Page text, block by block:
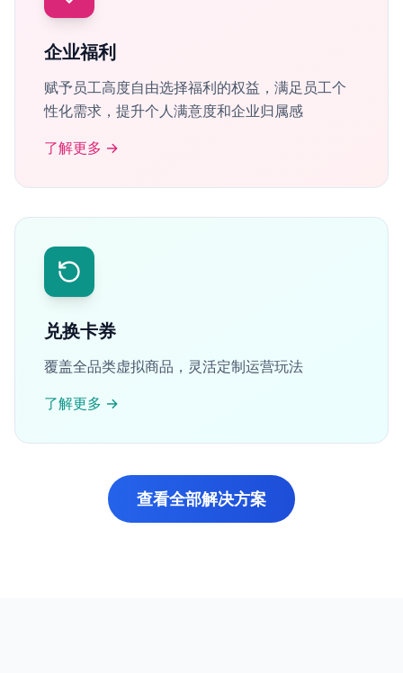
企业福利
赋予员工高度自由选择福利的权益，满足员工个
性化需求，提升个人满意度和企业归属感
了解更多 →
兑换卡券
覆盖全品类虚拟商品，灵活定制运营玩法
了解更多 →
查看全部解决方案